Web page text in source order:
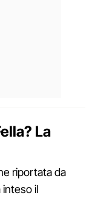
La
riportata da
inteso il